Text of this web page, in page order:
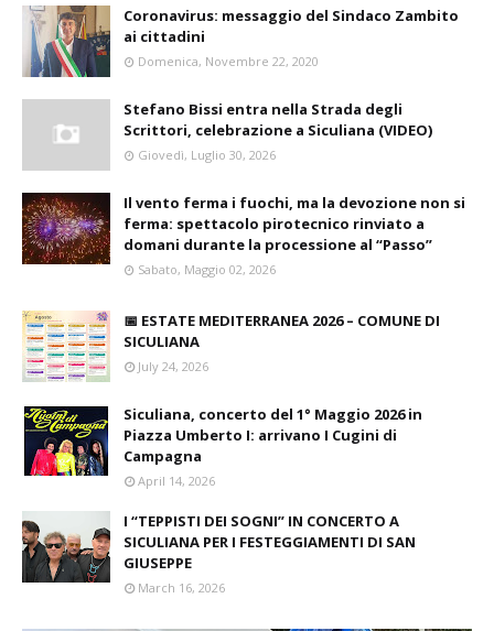
Coronavirus: messaggio del Sindaco Zambito
ai cittadini
Domenica, Novembre 22, 2020
Stefano Bissi entra nella Strada degli
Scrittori, celebrazione a Siculiana (VIDEO)
Giovedì, Luglio 30, 2026
Il vento ferma i fuochi, ma la devozione non si
ferma: spettacolo pirotecnico rinviato a
domani durante la processione al “Passo”
Sabato, Maggio 02, 2026
📅 ESTATE MEDITERRANEA 2026 – COMUNE DI
SICULIANA
July 24, 2026
Siculiana, concerto del 1° Maggio 2026 in
Piazza Umberto I: arrivano I Cugini di
Campagna
April 14, 2026
I “TEPPISTI DEI SOGNI” IN CONCERTO A
SICULIANA PER I FESTEGGIAMENTI DI SAN
GIUSEPPE
March 16, 2026